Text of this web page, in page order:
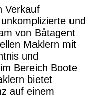
Verkauf
und
von Båtagent
Maklern mit
und
Bereich Boote
bietet
auf einem